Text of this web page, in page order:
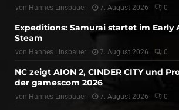
von Hannes Linsbauer 7. August 2026 0
Expeditions: Samurai startet im Early
Steam
von Hannes Linsbauer 7. August 2026 0
NC zeigt AION 2, CINDER CITY und
der gamescom 2026
von Hannes Linsbauer 7. August 2026 0